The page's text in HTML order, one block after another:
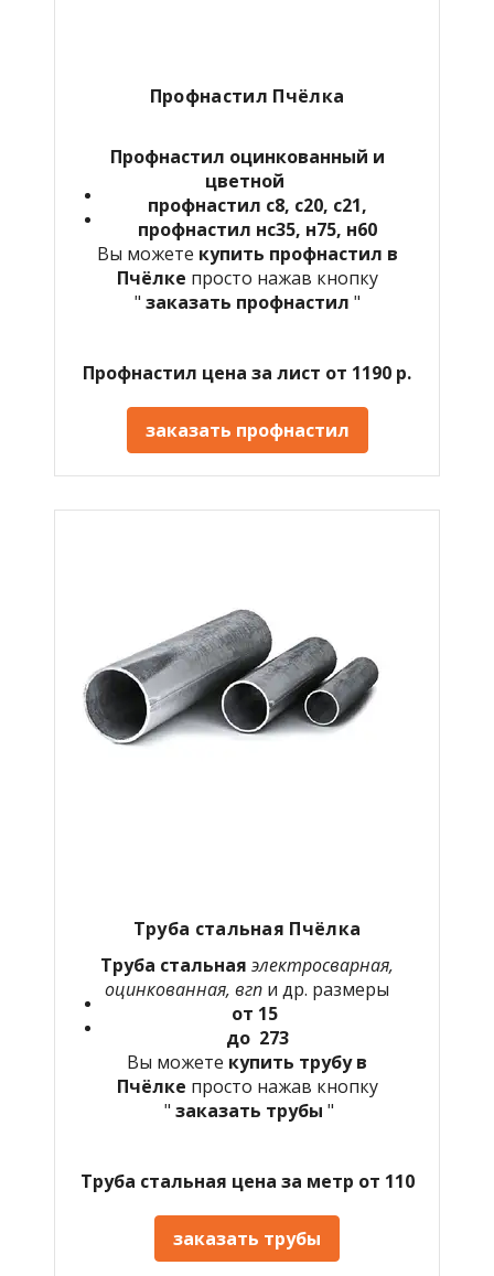
Профнастил Пчёлка
Профнастил оцинкованный и
цветной
профнастил с8, с20, с21,
профнастил нс35, н75, н60
Вы можете купить профнастил в
Пчёлке просто нажав кнопку
" заказать профнастил "
Профнастил цена за лист от 1190 р.
заказать профнастил
Труба стальная Пчёлка
Труба стальная электросварная,
оцинкованная, вгп и др. размеры
от 15
до 273
Вы можете купить трубу в
Пчёлке просто нажав кнопку
" заказать трубы "
Труба стальная цена за метр от 110
заказать трубы